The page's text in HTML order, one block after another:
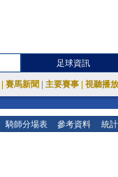
足球資訊
賽馬新聞 主要賽事 視聽播
騎師分場表 參考資料 統